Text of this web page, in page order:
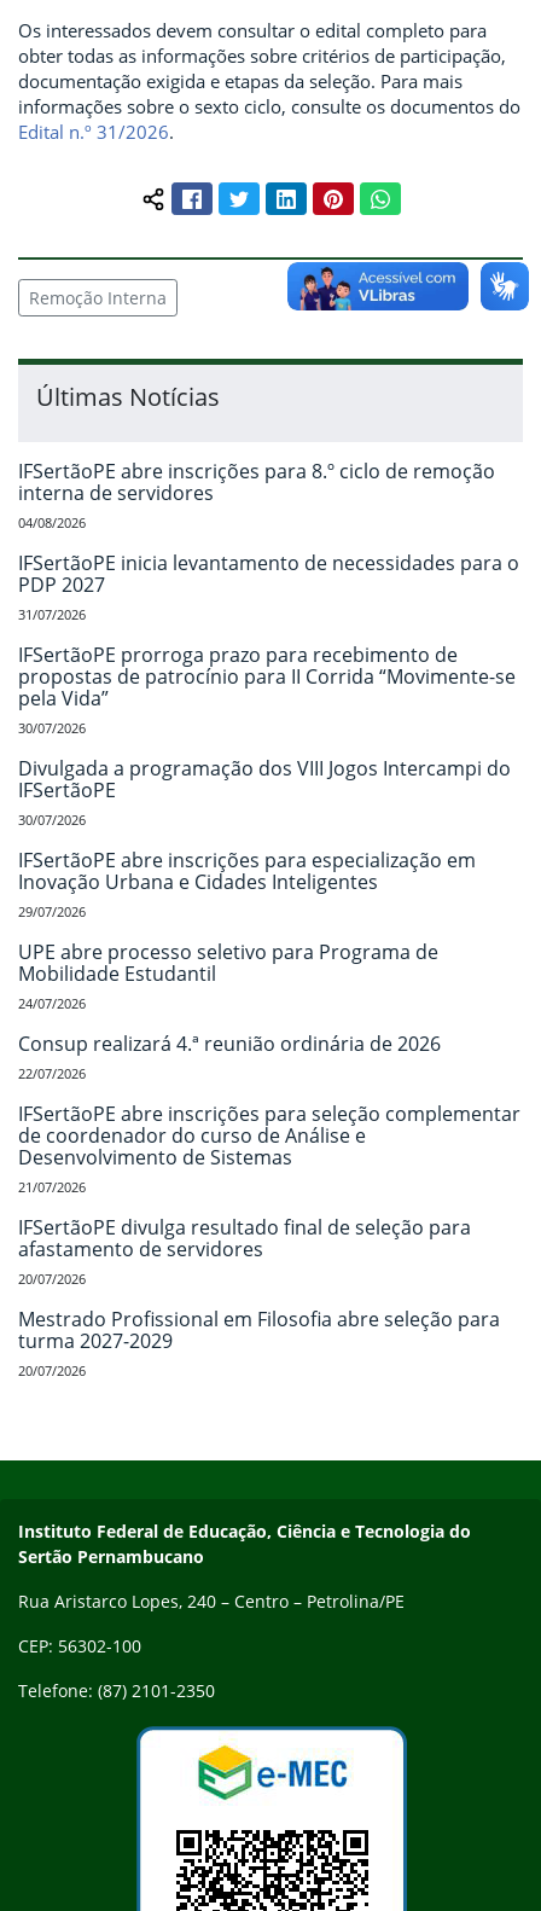
Os interessados devem consultar o edital completo para
obter todas as informações sobre critérios de participação,
documentação exigida e etapas da seleção. Para mais
informações sobre o sexto ciclo, consulte os documentos do
Edital n.º 31/2026.
Compartilhar conteúdo:
FacebookTwitterLinkedInPinterestWhatsApp
Remoção Interna
Últimas Notícias
IFSertãoPE abre inscrições para 8.º ciclo de remoção
interna de servidores
04/08/2026
IFSertãoPE inicia levantamento de necessidades para o
PDP 2027
31/07/2026
IFSertãoPE prorroga prazo para recebimento de
propostas de patrocínio para II Corrida “Movimente-se
pela Vida”
30/07/2026
Divulgada a programação dos VIII Jogos Intercampi do
IFSertãoPE
30/07/2026
IFSertãoPE abre inscrições para especialização em
Inovação Urbana e Cidades Inteligentes
29/07/2026
UPE abre processo seletivo para Programa de
Mobilidade Estudantil
24/07/2026
Consup realizará 4.ª reunião ordinária de 2026
22/07/2026
IFSertãoPE abre inscrições para seleção complementar
de coordenador do curso de Análise e
Desenvolvimento de Sistemas
21/07/2026
IFSertãoPE divulga resultado final de seleção para
afastamento de servidores
20/07/2026
Mestrado Profissional em Filosofia abre seleção para
turma 2027-2029
20/07/2026
Endereço
Instituto Federal de Educação, Ciência e Tecnologia do
Sertão Pernambucano
Rua Aristarco Lopes, 240 – Centro – Petrolina/PE
CEP: 56302-100
Telefone: (87) 2101-2350